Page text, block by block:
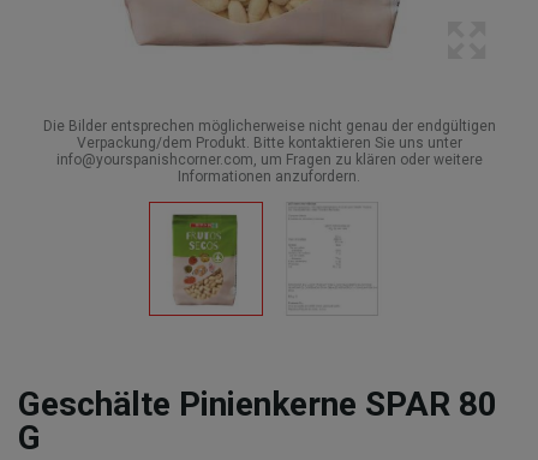
Die Bilder entsprechen möglicherweise nicht genau der endgültigen
Verpackung/dem Produkt. Bitte kontaktieren Sie uns unter
info@yourspanishcorner.com, um Fragen zu klären oder weitere
Informationen anzufordern.
Geschälte Pinienkerne SPAR 80
G